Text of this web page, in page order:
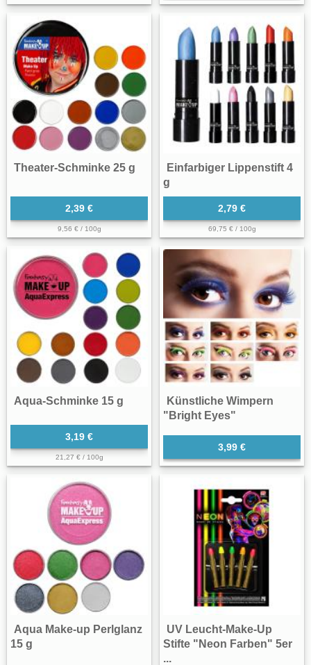
Theater-Schminke 25 g
2,39 €
9,56 € / 100g
Einfarbiger Lippenstift 4
g
2,79 €
69,75 € / 100g
Aqua-Schminke 15 g
3,19 €
21,27 € / 100g
Künstliche Wimpern
"Bright Eyes"
3,99 €
Aqua Make-up Perlglanz
15 g
UV Leucht-Make-Up
Stifte "Neon Farben" 5er
...